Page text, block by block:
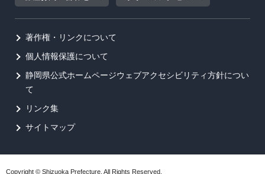
著作権・リンクについて
個人情報保護について
静岡県公式ホームページウェブアクセシビリティ方針につい
て
リンク集
サイトマップ
Copyright © Shizuoka Prefecture. All Rights Reserved.